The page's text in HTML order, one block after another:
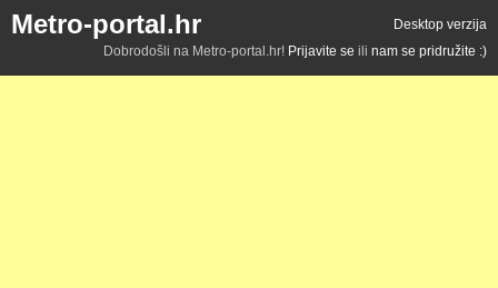
Metro-portal.hr
Desktop verzija
Dobrodošli na Metro-portal.hr! Prijavite se ili nam se pridružite :)